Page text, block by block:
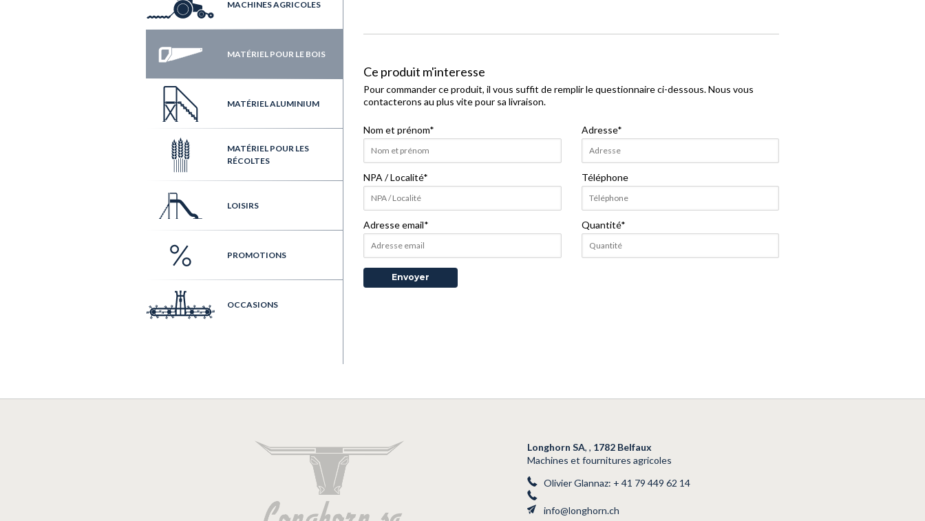
MACHINES AGRICOLES
MATÉRIEL POUR LE BOIS
MATÉRIEL ALUMINIUM
MATÉRIEL POUR LES
RÉCOLTES
LOISIRS
PROMOTIONS
OCCASIONS
Ce produit m'interesse
Pour commander ce produit, il vous suffit de remplir le questionnaire ci-dessous. Nous vous
contacterons au plus vite pour sa livraison.
Nom et prénom* Adresse*
NPA / Localité* Téléphone
Adresse email* Quantité*
Longhorn SA, , 1782 Belfaux
Machines et fournitures agricoles
Olivier Glannaz: + 41 79 449 62 14
info@longhorn.ch